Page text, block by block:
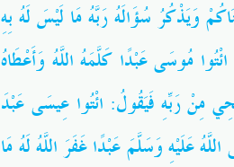
وَيَذْكُرُ سُؤَالَهُ رَبَّهُ مَا لَيْسَ لَهُ بِهِ
مُوسَى عَبْدًا كَلَّمَهُ اللَّهُ وَأَعْطَاهُ
مِنْ رَبِّهِ فَيَقُولُ: ائْتُوا عِيسَى عَبْدَ
عَلَيْهِ وَسَلَّمَ عَبْدًا غَفَرَ اللَّهُ لَهُ مَا